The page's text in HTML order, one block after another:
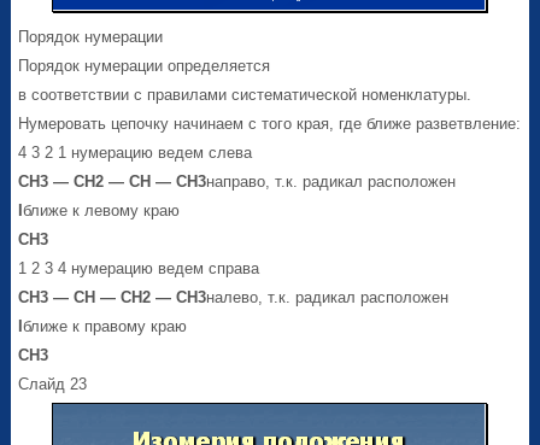
Порядок нумерации
Порядок нумерации определяется
в соответствии с правилами систематической номенклатуры.
Нумеровать цепочку начинаем с того края, где ближе разветвление:
4 3 2 1 нумерацию ведем слева
СН3 — СН2 — СН — СН3направо, т.к. радикал расположен
Iближе к левому краю
CН3
1 2 3 4 нумерацию ведем справа
СН3 — СН — СН2 — СН3налево, т.к. радикал расположен
Iближе к правому краю
CН3
Слайд 23